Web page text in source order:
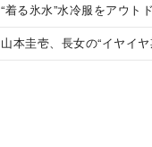
“着る氷水”水冷服をアウト
山本圭壱、長女の“イヤイ